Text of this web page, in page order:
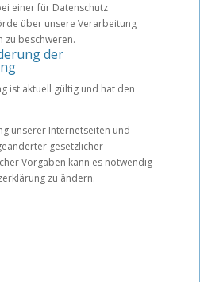
einer für Datenschutz
über unsere Verarbeitung
zu beschweren.
der
ist aktuell gültig und hat den
unserer Internetseiten und
gesetzlicher
Vorgaben kann es notwendig
zu ändern.